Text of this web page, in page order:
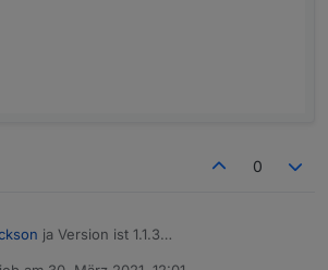
0
ja Version ist 1.1.3